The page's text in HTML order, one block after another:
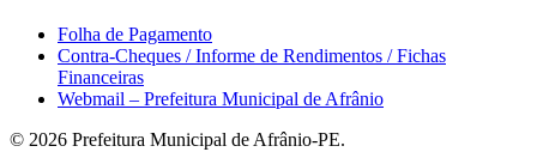
Folha de Pagamento
Contra-Cheques / Informe de Rendimentos / Fichas
Financeiras
Webmail – Prefeitura Municipal de Afrânio
© 2026 Prefeitura Municipal de Afrânio-PE.